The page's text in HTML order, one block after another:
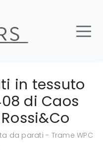
in tessuto
di Caos
da parati - Trame WPC